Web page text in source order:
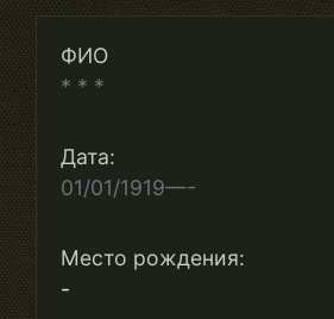
ФИО
* * *
Дата:
01/01/1919—-
Место рождения:
-